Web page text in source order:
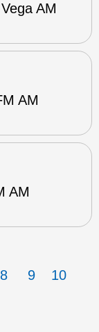
AM
AM
AM
8 9
10